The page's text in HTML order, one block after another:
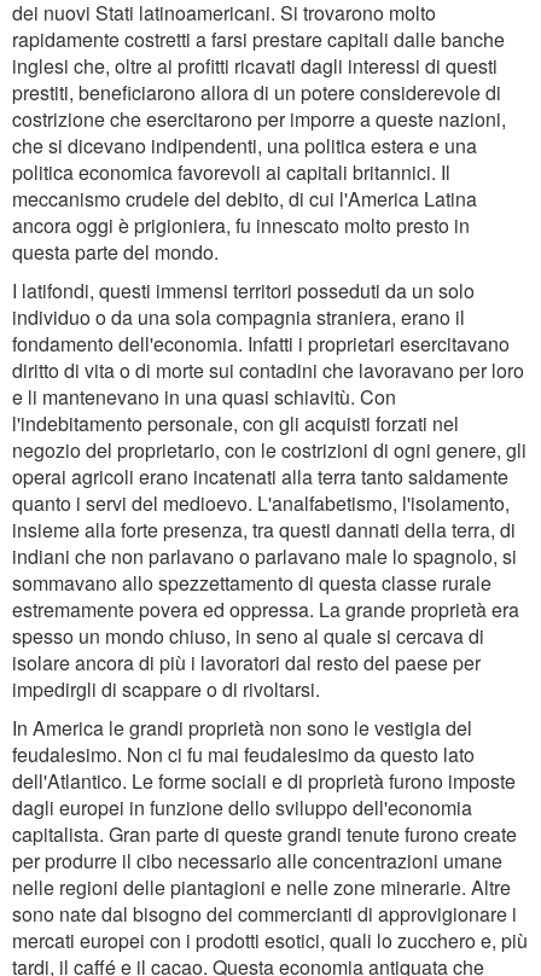
dei nuovi Stati latinoamericani. Si trovarono molto
rapidamente costretti a farsi prestare capitali dalle banche
inglesi che, oltre ai profitti ricavati dagli interessi di questi
prestiti, beneficiarono allora di un potere considerevole di
costrizione che esercitarono per imporre a queste nazioni,
che si dicevano indipendenti, una politica estera e una
politica economica favorevoli ai capitali britannici. Il
meccanismo crudele del debito, di cui l'America Latina
ancora oggi è prigioniera, fu innescato molto presto in
questa parte del mondo.
I latifondi, questi immensi territori posseduti da un solo
individuo o da una sola compagnia straniera, erano il
fondamento dell'economia. Infatti i proprietari esercitavano
diritto di vita o di morte sui contadini che lavoravano per loro
e li mantenevano in una quasi schiavitù. Con
l'indebitamento personale, con gli acquisti forzati nel
negozio del proprietario, con le costrizioni di ogni genere, gli
operai agricoli erano incatenati alla terra tanto saldamente
quanto i servi del medioevo. L'analfabetismo, l'isolamento,
insieme alla forte presenza, tra questi dannati della terra, di
indiani che non parlavano o parlavano male lo spagnolo, si
sommavano allo spezzettamento di questa classe rurale
estremamente povera ed oppressa. La grande proprietà era
spesso un mondo chiuso, in seno al quale si cercava di
isolare ancora di più i lavoratori dal resto del paese per
impedirgli di scappare o di rivoltarsi.
In America le grandi proprietà non sono le vestigia del
feudalesimo. Non ci fu mai feudalesimo da questo lato
dell'Atlantico. Le forme sociali e di proprietà furono imposte
dagli europei in funzione dello sviluppo dell'economia
capitalista. Gran parte di queste grandi tenute furono create
per produrre il cibo necessario alle concentrazioni umane
nelle regioni delle piantagioni e nelle zone minerarie. Altre
sono nate dal bisogno dei commercianti di approvigionare i
mercati europei con i prodotti esotici, quali lo zucchero e, più
tardi, il caffé e il cacao. Questa economia antiquata che